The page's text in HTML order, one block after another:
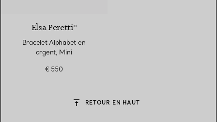
Elsa Peretti®
Bracelet Alphabet en
argent, Mini
€ 550
RETOUR EN HAUT